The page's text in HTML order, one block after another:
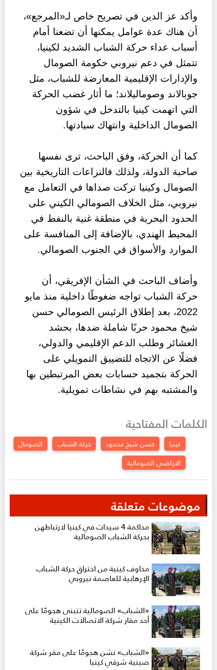
وأكد عز الدين في تصريح خاص لـ«المرجع»،
أن هناك عدة عوامل يمكنها أن تضعنا أمام
أسباب عداء حركة الشباب الشديد لكينيا،
تتمثل في دعم نيروبي حكومة الصومال
والإدارات الإقليمية المعارضة للشباب، مثل
جوبالاند وصوماليلاند؛ ما أثار غضب الحركة
التي اتهمت كينيا بالتدخل في شؤون
الصومال الداخلية وانتهاك سيادتها.
كما أن الحركة، وفق الباحث، ترى نفسها
صاحبة الدولة، ولذلك فالنزاعات التاريخية بين
الصومال وكينيا تركت صداها في التعامل مع
نيروبي، مثل الخلاف الصومالي الكيني على
الحدود البحرية في منطقة غنية بالنفط في
المحيط الهندي، بالإضافة إلى المنافسة على
الموارد والأسواق في الجنوب الصومالي.
وأضاف الباحث في الشأن الإفريقي، أن
حركة الشباب تواجه ضغوطًا داخلية منذ مايو
2022، بعد إطلاق الرئيس الصومالي حسن
شيخ محمود حربًا شاملة ضدها، بحشد
العشائر وطلب الدعم الإقليمي والدولي،
فضلًا عن الاتجاه للتضييق التمويلي على
الحركة بتجميد حسابات بعض المرتبطين بها
والمشتبه بهم في نشاطات تمويلية.
الكلمات المفتاحية
كينيا حسن شيخ محمود حركة الشباب
الصومال
الاراضي الصومالية
موضوعات متعلقة
محاكمة 4 سيدات في كينيا لارتباطهن
بحركة الشباب الصومالية
مخاوف كينية من اختراق حركة الشباب
الإرهابية للعاصمة نيروبي
«الشباب» الصومالية تتبنى هجومًا على
أحد مقار شركة الاتصالات الكينية
«الشباب» تشن هجومًا على مقر شركة
صينية شرقي كينيا